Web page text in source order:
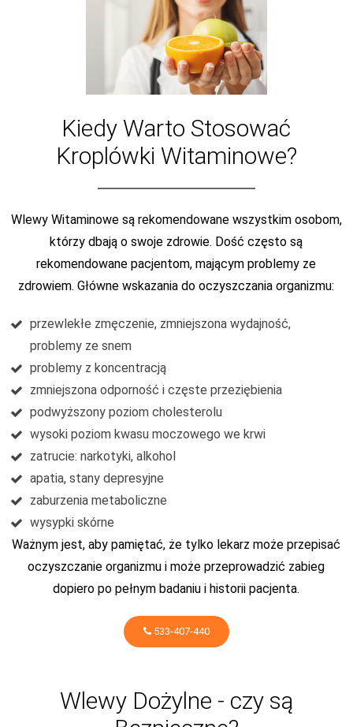
Kiedy Warto Stosować
Kroplówki Witaminowe?
Wlewy Witaminowe są rekomendowane wszystkim osobom,
którzy dbają o swoje zdrowie. Dość często są
rekomendowane pacjentom, mającym problemy ze
zdrowiem. Główne wskazania do oczyszczania organizmu:
przewlekłe zmęczenie, zmniejszona wydajność,
problemy ze snem
problemy z koncentracją
zmniejszona odporność i częste przeziębienia
podwyższony poziom cholesterolu
wysoki poziom kwasu moczowego we krwi
zatrucie: narkotyki, alkohol
apatia, stany depresyjne
zaburzenia metaboliczne
wysypki skórne
Ważnym jest, aby pamiętać, że tylko lekarz może przepisać
oczyszczanie organizmu i może przeprowadzić zabieg
dopiero po pełnym badaniu i historii pacjenta.
533-407-440
Wlewy Dożylne - czy są